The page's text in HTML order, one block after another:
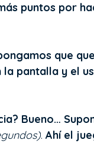
puntos por
que
pantalla y el
Bueno…
. Ahí el